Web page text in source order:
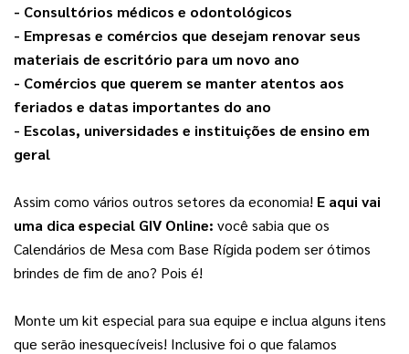
- Consultórios médicos e odontológicos
- Empresas e comércios que desejam renovar seus
materiais de escritório para um novo ano
- Comércios que querem se manter atentos aos
feriados e datas importantes do ano
- Escolas, universidades e instituições de ensino em
geral
Assim como vários outros setores da economia! E aqui vai
uma dica especial GIV Online: você sabia que os
Calendários de Mesa com Base Rígida podem ser ótimos
brindes de fim de ano? Pois é!
Monte um kit especial para sua equipe e inclua alguns itens
que serão inesquecíveis! Inclusive foi o que falamos